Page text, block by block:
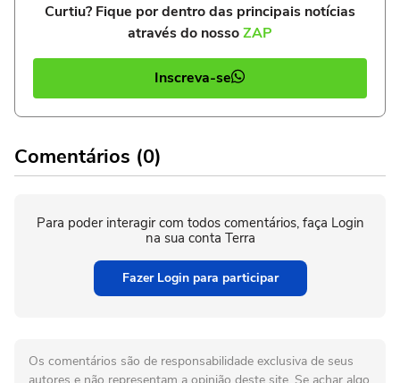
Curtiu? Fique por dentro das principais notícias
através do nossoZAP
Inscreva-se
Comentários (0)
Para poder interagir com todos comentários, faça Login
na sua conta Terra
Fazer Login para participar
Os comentários são de responsabilidade exclusiva de seus